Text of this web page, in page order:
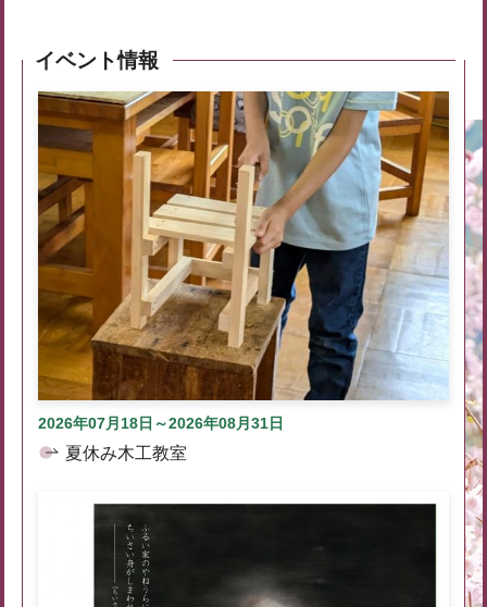
イベント情報
2026年07月18日～2026年08月31日
夏休み木工教室